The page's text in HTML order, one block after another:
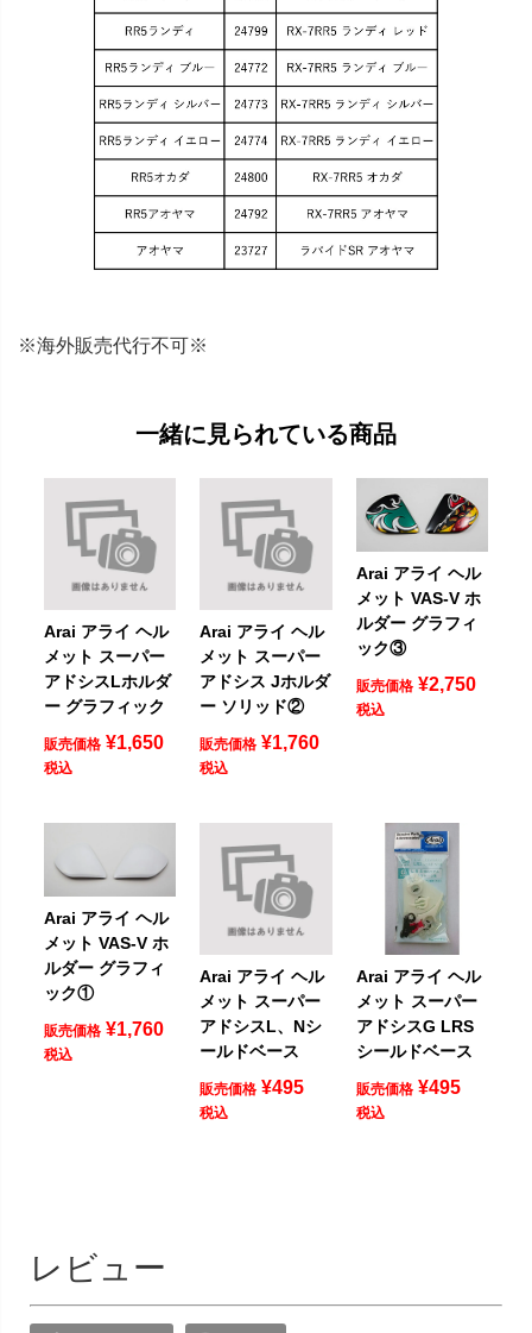
※海外販売代行不可※
一緒に見られている商品
Arai アライ ヘル
メット スーパー
アドシスLホルダ
ー グラフィック
販売価格 ¥1,650
税込
Arai アライ ヘル
メット スーパー
アドシス Jホルダ
ー ソリッド②
販売価格 ¥1,760
税込
Arai アライ ヘル
メット VAS-V ホ
ルダー グラフィ
ック③
販売価格 ¥2,750
税込
Arai アライ ヘル
メット VAS-V ホ
ルダー グラフィ
ック①
販売価格 ¥1,760
税込
Arai アライ ヘル
メット スーパー
アドシスL、Nシ
ールドベース
販売価格 ¥495
税込
Arai アライ ヘル
メット スーパー
アドシスG LRS
シールドベース
販売価格 ¥495
税込
レビュー